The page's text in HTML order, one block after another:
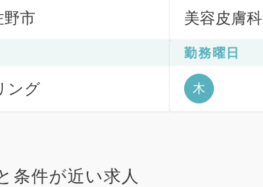
野市 美容皮膚科
ング
勤務曜日
木
条件が近い求人